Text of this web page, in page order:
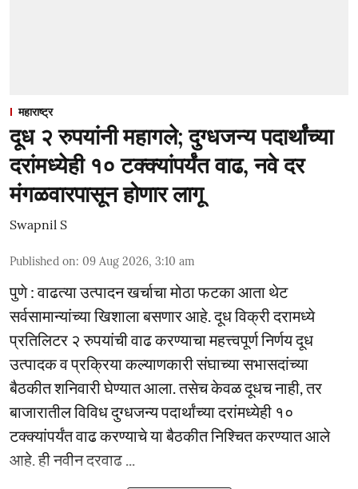
महाराष्ट्र
दूध २ रुपयांनी महागले; दुग्धजन्य पदार्थांच्या
दरांमध्येही १० टक्क्यांपर्यंत वाढ, नवे दर
मंगळवारपासून होणार लागू
Swapnil S
Published on: 09 Aug 2026, 3:10 am
पुणे : वाढत्या उत्पादन खर्चाचा मोठा फटका आता थेट
सर्वसामान्यांच्या खिशाला बसणार आहे. दूध विक्री दरामध्ये
प्रतिलिटर २ रुपयांची वाढ करण्याचा महत्त्वपूर्ण निर्णय दूध
उत्पादक व प्रक्रिया कल्याणकारी संघाच्या सभासदांच्या
बैठकीत शनिवारी घेण्यात आला. तसेच केवळ दूधच नाही, तर
बाजारातील विविध दुग्धजन्य पदार्थांच्या दरांमध्येही १०
टक्क्यांपर्यंत वाढ करण्याचे या बैठकीत निश्चित करण्यात आले
आहे. ही नवीन दरवाढ ...